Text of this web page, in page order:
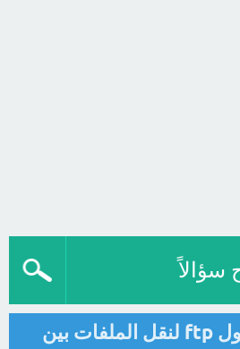
سؤالاً
يستخدم البروتوكول ftp لنقل الملفات بين